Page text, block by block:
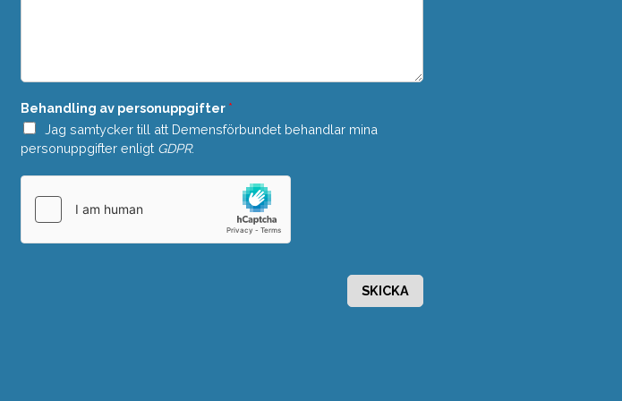
a
d
e
*
Behandling av personuppgifter *
Jag samtycker till att Demensförbundet behandlar mina
personuppgifter enligt GDPR.
SKICKA